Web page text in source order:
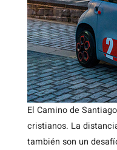
El Camino de
cristianos. La
también son un